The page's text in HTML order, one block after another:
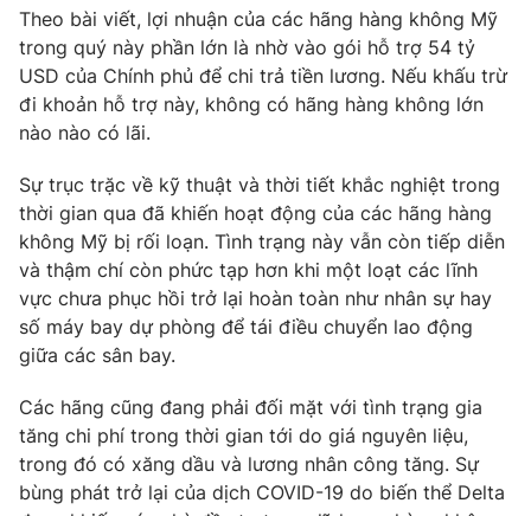
THỜI BÁO VTV
Theo dõi báo trên
Cơ quan chủ quản:Đài Truyền hình Việt Nam
Cơ quan báo chí:
Thời báo VTV
Giấy phép hoạt động báo in và báo điện tử số 483/GP-BTTTT
cấp ngày 29/12/2023
Tổng Biên tập:Vũ Thanh Thủy
Phó Tổng Biên tập:Nguyễn Thị Mỹ Hạnh, Phạm Quốc Thắng,
Nguyễn Trọng Ninh
Tổng đài VTV:024.38 355 931 - 024.38 355 932
Theo bài viết, lợi nhuận của các hãng hàng không Mỹ
trong quý này phần lớn là nhờ vào gói hỗ trợ 54 tỷ
USD của Chính phủ để chi trả tiền lương. Nếu khấu trừ
đi khoản hỗ trợ này, không có hãng hàng không lớn
nào nào có lãi.
Sự trục trặc về kỹ thuật và thời tiết khắc nghiệt trong
thời gian qua đã khiến hoạt động của các hãng hàng
không Mỹ bị rối loạn. Tình trạng này vẫn còn tiếp diễn
và thậm chí còn phức tạp hơn khi một loạt các lĩnh
vực chưa phục hồi trở lại hoàn toàn như nhân sự hay
số máy bay dự phòng để tái điều chuyển lao động
giữa các sân bay.
Các hãng cũng đang phải đối mặt với tình trạng gia
tăng chi phí trong thời gian tới do giá nguyên liệu,
trong đó có xăng dầu và lương nhân công tăng. Sự
bùng phát trở lại của dịch COVID-19 do biến thể Delta